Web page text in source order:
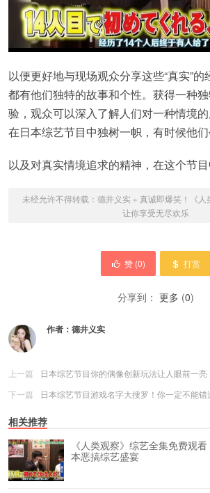
以便更好地与现场观众分享这些“真实”
都有他们独特的故事和个性。获得一种
验，观众可以深入了解人们对一种情境
在日本综艺节目中独树一帜，有时候他们
以及对真实情境追求的精神，在这个节目
未经允许不得转载： 德井义实 » 真诚即爆笑！《人
让你享受无尽欢乐
赞 (0) 打赏
分享到： 更多 (0)
作者： 德井义实
上一篇
日本综艺节目你的偶像创新玩法让人眼前一亮
下一篇
日本综艺节目游戏名字大搜罗！你一定不能错
相关推荐
《人类观察》综艺全集免费观
本恶搞综艺盛宴